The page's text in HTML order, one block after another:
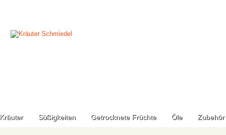
Kräuter Süßigkeiten Getrocknete Früchte Öle Zubehör